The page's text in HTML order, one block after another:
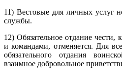
11) Вестовые для личных услуг
службы.
12) Обязательное отдание
и командами, отменяется. Для
обязательного отдания
взаимное добровольное